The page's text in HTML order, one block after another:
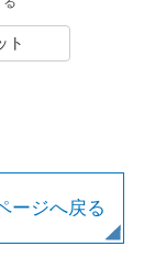
ト
ージへ戻る